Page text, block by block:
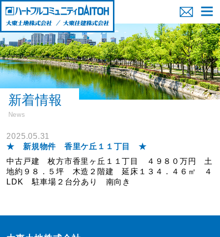
新着情報
News
2025.05.31
★ 新規物件 香里ケ丘１１丁目 ★
中古戸建 枚方市香里ヶ丘１１丁目 ４９８０万円 土
地約９８．５坪 木造２階建 延床１３４．４６㎡ ４
LDK 駐車場２台分あり 南向き